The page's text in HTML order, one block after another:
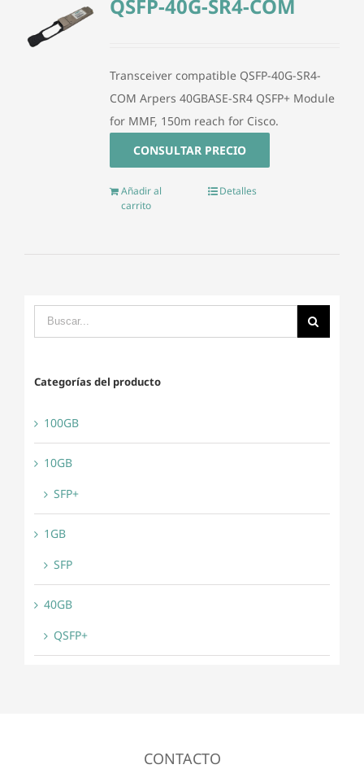
QSFP-40G-SR4-COM
Transceiver compatible QSFP-40G-SR4-
COM Arpers 40GBASE-SR4 QSFP+ Module
for MMF, 150m reach for Cisco.
CONSULTAR PRECIO
Añadir al
carrito
Detalles
Categorías del producto
100GB
10GB
SFP+
1GB
SFP
40GB
QSFP+
CONTACTO